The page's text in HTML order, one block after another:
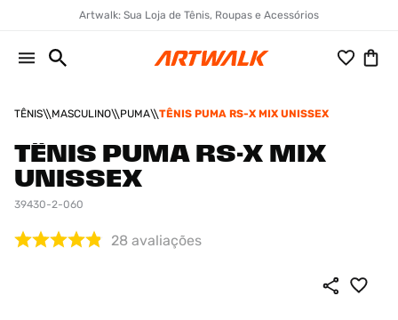
Artwalk: Sua Loja de Tênis, Roupas e Acessórios
TÊNIS MASCULINO PUMA TÊNIS PUMA RS-X MIX UNISSEX
TÊNIS PUMA RS-X MIX
UNISSEX
39430-2-060
28 avaliações